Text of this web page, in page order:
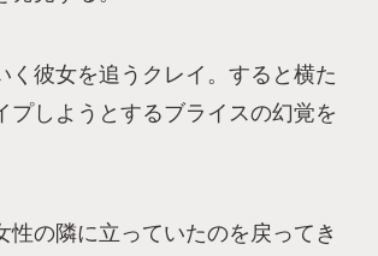
く彼女を追うクレイ。すると横た
プしようとするブライスの幻覚を
性の隣に立っていたのを戻ってき